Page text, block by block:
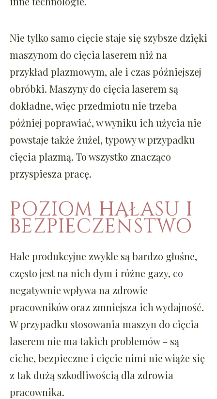
Nie tylko samo cięcie staje się szybsze dzięki
maszynom do cięcia laserem niż na
przykład plazmowym, ale i czas późniejszej
obróbki. Maszyny do cięcia laserem są
dokładne, więc przedmiotu nie trzeba
później poprawiać, w wyniku ich użycia nie
powstaje także żużel, typowy w przypadku
cięcia plazmą. To wszystko znacząco
przyspiesza pracę.
POZIOM HAŁASU I
BEZPIECZEŃSTWO
Hale produkcyjne zwykle są bardzo głośne,
często jest na nich dym i różne gazy, co
negatywnie wpływa na zdrowie
pracowników oraz zmniejsza ich wydajność.
W przypadku stosowania maszyn do cięcia
laserem nie ma takich problemów – są
ciche, bezpieczne i cięcie nimi nie wiąże się
z tak dużą szkodliwością dla zdrowia
pracownika.